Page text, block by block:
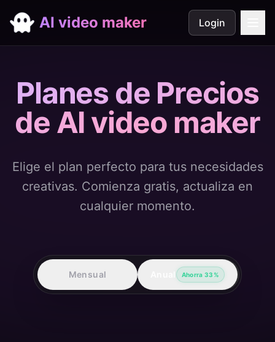
AI video maker Login
Planes de Precios
de AI video maker
Elige el plan perfecto para tus necesidades
creativas. Comienza gratis, actualiza en
cualquier momento.
Mensual Ahorra 33%